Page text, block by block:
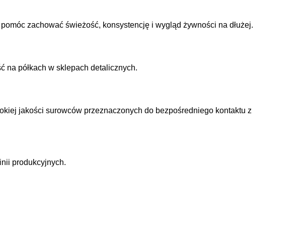
zachować świeżość, konsystencję i wygląd żywności na dłużej.
na półkach w sklepach detalicznych.
jakości surowców przeznaczonych do bezpośredniego kontaktu z
produkcyjnych.